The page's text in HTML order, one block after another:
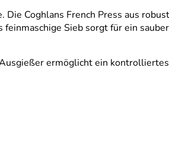
Coghlans French Press aus
Sieb sorgt für ein
ermöglicht ein